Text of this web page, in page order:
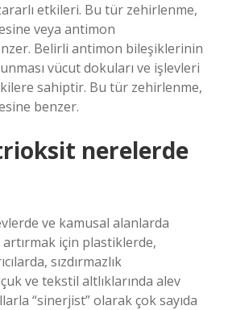
etkileri. Bu tür zehirlenme,
veya antimon
Belirli antimon bileşiklerinin
vücut dokuları ve işlevleri
sahiptir. Bu tür zehirlenme,
benzer.
nerelerde
ve kamusal alanlarda
için plastiklerde,
sızdırmazlık
ve tekstil altlıklarında alev
“sinerjist” olarak çok sayıda